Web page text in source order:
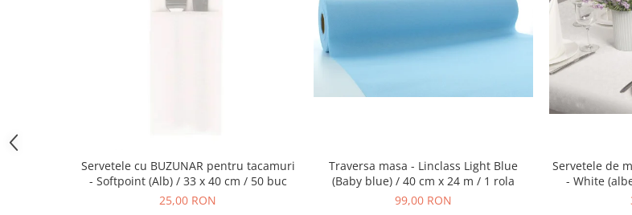
TEMATICA MARINA
TEMATICA MEDITERANEANA
TEMATICA BOTANICA / VEGETALA
Servetele cu BUZUNAR pentru tacamuri
- Softpoint (Alb) / 33 x 40 cm / 50 buc
25,00 RON
Traversa masa - Linclass Light Blue
(Baby blue) / 40 cm x 24 m / 1 rola
99,00 RON
Servetele de
- White